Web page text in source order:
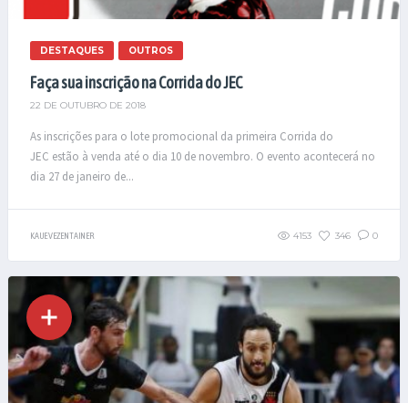
DESTAQUES OUTROS
Faça sua inscrição na Corrida do JEC
22 DE OUTUBRO DE 2018
As inscrições para o lote promocional da primeira Corrida do
JEC estão à venda até o dia 10 de novembro. O evento acontecerá no
dia 27 de janeiro de...
KAUE VEZENTAINER 4153 346 0